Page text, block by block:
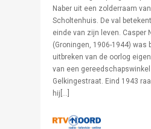
Naber uit een zolderraam
Scholtenhuis. De val
einde van zijn leven. Casper
(Groningen, 1906-1944) was
uitbreken van de oorlog
van een
Gelkingestraat. Eind 1943
hij[…]